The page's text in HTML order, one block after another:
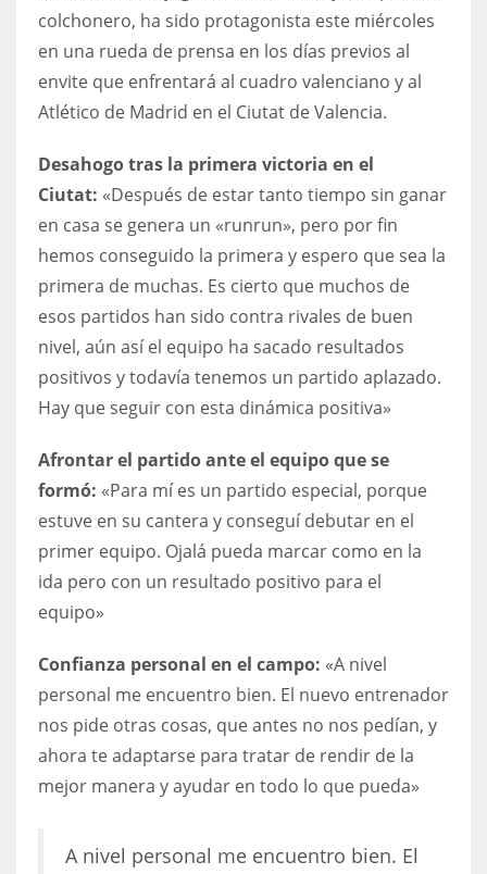
ATL
24
IND
34
6
DEN
24
20
19
NYG
24
17
colchonero, ha sido protagonista este miércoles
en una rueda de prensa en los días previos al
envite que enfrentará al cuadro valenciano y al
Atlético de Madrid en el Ciutat de Valencia.
Desahogo tras la primera victoria en el
Ciutat: «Después de estar tanto tiempo sin ganar
en casa se genera un «runrun», pero por fin
hemos conseguido la primera y espero que sea la
primera de muchas. Es cierto que muchos de
esos partidos han sido contra rivales de buen
nivel, aún así el equipo ha sacado resultados
positivos y todavía tenemos un partido aplazado.
Hay que seguir con esta dinámica positiva»
Afrontar el partido ante el equipo que se
formó: «Para mí es un partido especial, porque
estuve en su cantera y conseguí debutar en el
primer equipo. Ojalá pueda marcar como en la
ida pero con un resultado positivo para el
equipo»
Confianza personal en el campo: «A nivel
personal me encuentro bien. El nuevo entrenador
nos pide otras cosas, que antes no nos pedían, y
ahora te adaptarse para tratar de rendir de la
mejor manera y ayudar en todo lo que pueda»
A nivel personal me encuentro bien. El